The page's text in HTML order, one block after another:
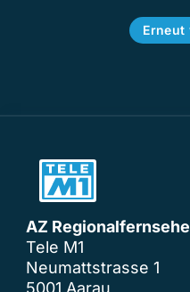
Erneut
AZ
Tele M1
Neumattstrasse 1
5001 Aarau